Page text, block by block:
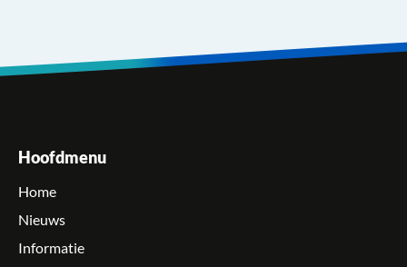
Hoofdmenu
Home
Nieuws
Informatie